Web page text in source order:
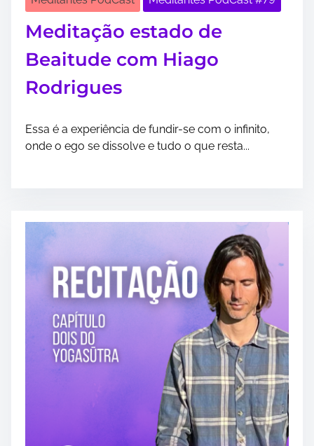
Meditação estado de
Beaitude com Hiago
Rodrigues
Essa é a experiência de fundir-se com o infinito,
onde o ego se dissolve e tudo o que resta...